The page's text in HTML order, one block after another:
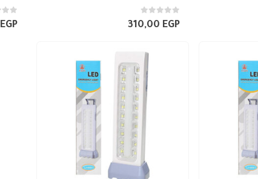
0من 5 310,00 EGP
0من 5
EGP